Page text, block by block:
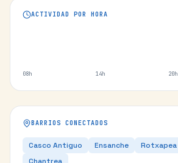
ACTIVIDAD POR HORA
08h 14h 20h
BARRIOS CONECTADOS
Casco Antiguo Ensanche Rotxapea